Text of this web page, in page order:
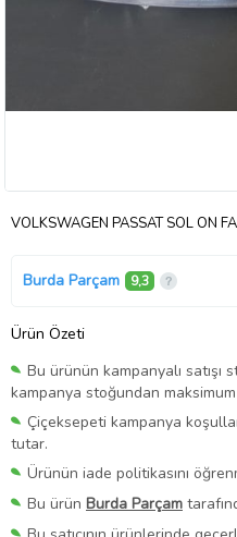
VOLKSWAGEN PASSAT SOL ÖN
Burda Parçam 9,3
Ürün Özeti
Bu ürünün kampanyalı satışı
kampanya stoğundan
Çiçeksepeti kampanya
tutar.
Ürünün iade politikasını
Bu ürün Burda Parçam